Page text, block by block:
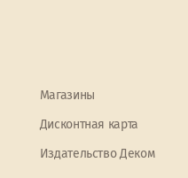
Магазины
Дисконтная карта
Издательство Деком